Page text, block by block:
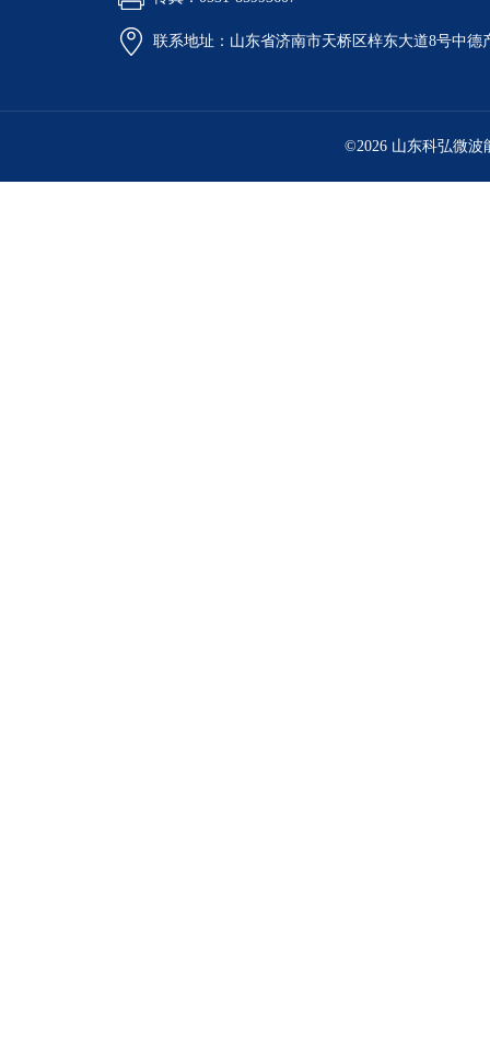
联系地址：山东省济南市天桥区梓东大道8号中德
©2026 山东科弘微